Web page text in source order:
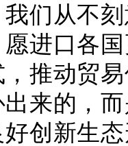
们从不
进口各
，推动贸
来的，
创新生